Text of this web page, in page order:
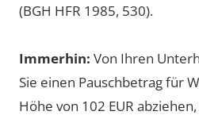
(BGH HFR 1985, 530).
Immerhin: Von Ihren
Sie einen Pauschbetrag für
Höhe von 102 EUR